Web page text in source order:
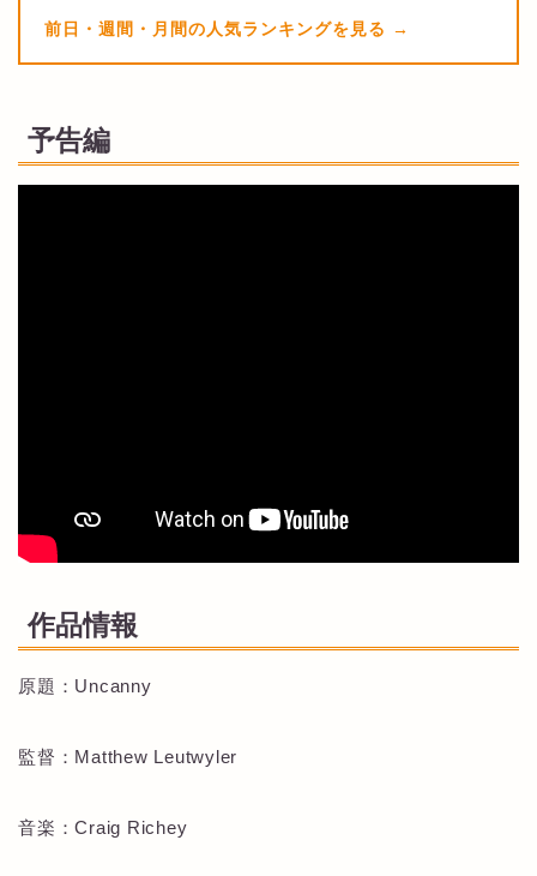
前日・週間・月間の人気ランキングを見る
予告編
作品情報
原題：Uncanny
監督：Matthew Leutwyler
音楽：Craig Richey